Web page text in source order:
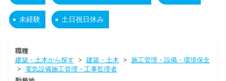
未経験 土日祝日休み
職種
建築・土木から探す > 建築・土木 > 施工管理・設備・環境保全
> 電気設備施工管理・工事監理者